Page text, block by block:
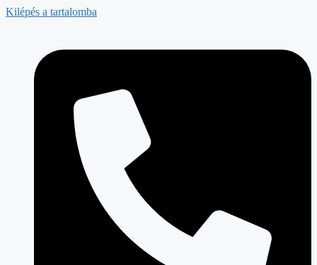
Kilépés a tartalomba